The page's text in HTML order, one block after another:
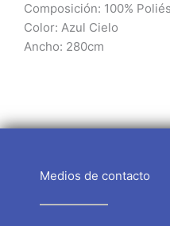
Composición: 100%
Color: Azul Cielo
Ancho: 280cm
Medios de contacto